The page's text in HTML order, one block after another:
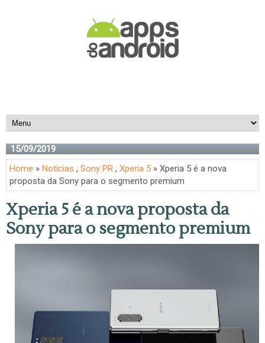
15/09/2019
Home » Notícias , Sony PR , Xperia 5 » Xperia 5 é a nova
proposta da Sony para o segmento premium
Xperia 5 é a nova proposta da
Sony para o segmento premium